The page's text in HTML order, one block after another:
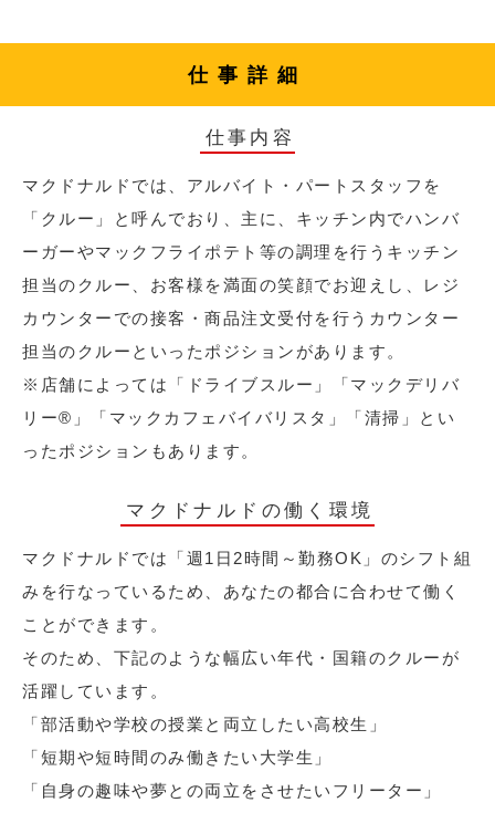
仕事詳細
仕事内容
マクドナルドでは、アルバイト・パートスタッフを
「クルー」と呼んでおり、主に、キッチン内でハンバ
ーガーやマックフライポテト等の調理を行うキッチン
担当のクルー、お客様を満面の笑顔でお迎えし、レジ
カウンターでの接客・商品注文受付を行うカウンター
担当のクルーといったポジションがあります。
※店舗によっては「ドライブスルー」「マックデリバ
リー®︎」「マックカフェバイバリスタ」「清掃」とい
ったポジションもあります。
マクドナルドの働く環境
マクドナルドでは「週1日2時間～勤務OK」のシフト組
みを行なっているため、あなたの都合に合わせて働く
ことができます。
そのため、下記のような幅広い年代・国籍のクルーが
活躍しています。
「部活動や学校の授業と両立したい高校生」
「短期や短時間のみ働きたい大学生」
「自身の趣味や夢との両立をさせたいフリーター」